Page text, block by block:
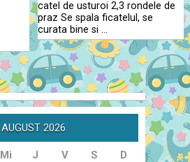
catel de usturoi 2,3 rondele de
praz Se spala ficatelul, se
curata bine si …
AUGUST 2026
Mi J V S D